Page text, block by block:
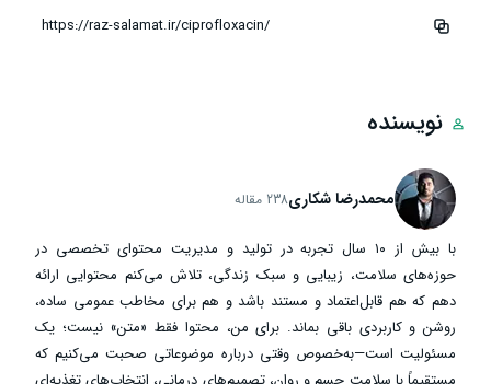
نویسنده
محمدرضا شکاری238 مقاله
با بیش از ۱۰ سال تجربه در تولید و مدیریت محتوای تخصصی در
حوزه‌های سلامت، زیبایی و سبک زندگی، تلاش می‌کنم محتوایی ارائه
دهم که هم قابل‌اعتماد و مستند باشد و هم برای مخاطب عمومی ساده،
روشن و کاربردی باقی بماند. برای من، محتوا فقط «متن» نیست؛ یک
مسئولیت است—به‌خصوص وقتی درباره موضوعاتی صحبت می‌کنیم که